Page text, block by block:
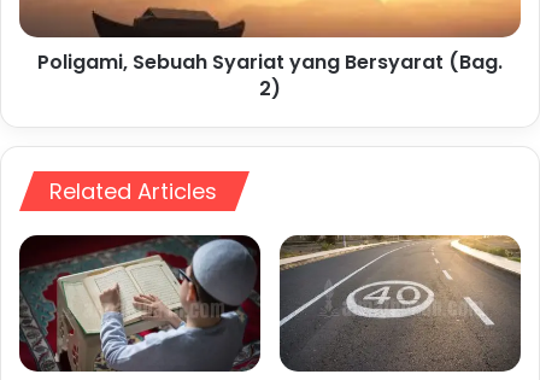
Poligami, Sebuah Syariat yang Bersyarat (Bag.
2)
Related Articles